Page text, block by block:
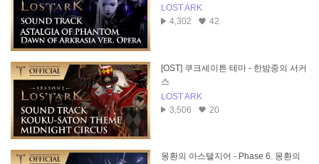
LOST ARK
4,302
42
[OST] 쿠크세이튼 테마 - 한밤중의 서커
스
LOST ARK
3,506
20
몽환의 아스탤지어 - Phase 6. 몽환의